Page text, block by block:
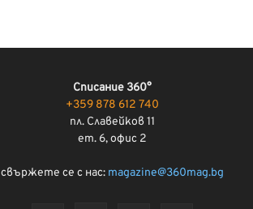
Списание 360°
+359 878 612 740
пл. Славейков 11
ет. 6, офис 2
свържете се с нас: magazine@360mag.bg